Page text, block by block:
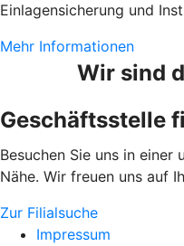
Einlagensicherung und
Mehr Informationen
Wir sind
Geschäftsstelle
Besuchen Sie uns in einer
Nähe. Wir freuen uns auf
Zur Filialsuche
Impressum